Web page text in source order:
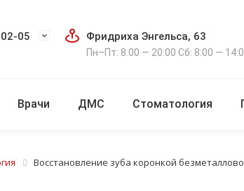
05 Фридриха Энгельса, 63
Пн–Пт: 8:00 — 20:00 Сб: 8:00 —
Врачи ДМС Стоматология
Восстановление зуба коронкой